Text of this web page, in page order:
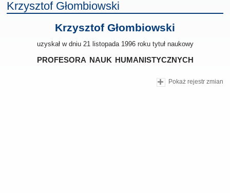
Krzysztof Głombiowski
Krzysztof Głombiowski
uzyskał w dniu 21 listopada 1996 roku tytuł naukowy
profesora nauk humanistycznych
Pokaż rejestr zmian